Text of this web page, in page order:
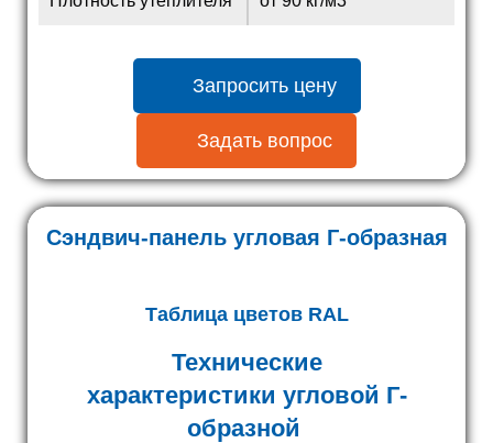
Запросить цену
Задать вопрос
Сэндвич-панель угловая Г-образная
Таблица цветов RAL
Технические
характеристики угловой Г-
образной